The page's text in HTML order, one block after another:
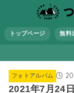
トップページ 無料
フォトアルバム
2021年7月24